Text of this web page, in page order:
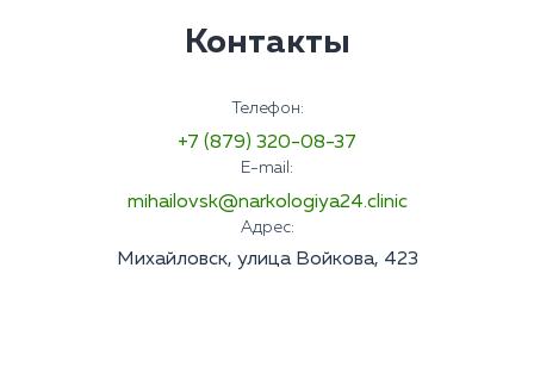
Контакты
Телефон:
+7 (879) 320-08-37
E-mail:
mihailovsk@narkologiya24.clinic
Адрес:
Михайловск, улица Войкова, 423